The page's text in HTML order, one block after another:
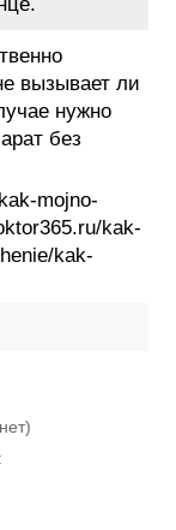
вызывает ли
нужно
без
mojno-
kak-
kak-